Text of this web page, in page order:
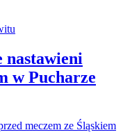
nastawieni
w Pucharze